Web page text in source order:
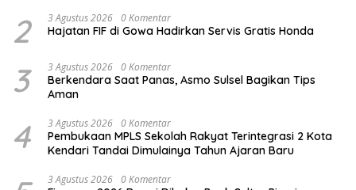
2 3 Agustus 2026 0 Komentar
Hajatan FIF di Gowa Hadirkan Servis Gratis Honda
3 3 Agustus 2026 0 Komentar
Berkendara Saat Panas, Asmo Sulsel Bagikan Tips
Aman
4 3 Agustus 2026 0 Komentar
Pembukaan MPLS Sekolah Rakyat Terintegrasi 2 Kota
Kendari Tandai Dimulainya Tahun Ajaran Baru
3 Agustus 2026 0 Komentar